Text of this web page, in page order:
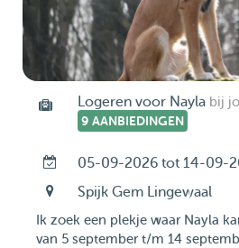
Logeren voor Nayla bij
9 AANBIEDINGEN
05-09-2026 tot 14-09-
Spijk Gem Lingewaal
Ik zoek een plekje waar Nayla
van 5 september t/m 14